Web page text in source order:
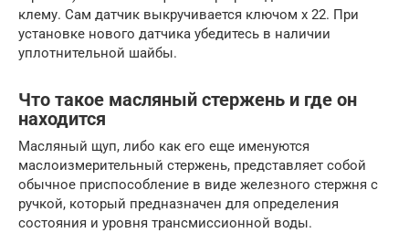
клему. Сам датчик выкручивается ключом х 22. При
установке нового датчика убедитесь в наличии
уплотнительной шайбы.
Что такое масляный стержень и где он
находится
Масляный щуп, либо как его еще именуются
маслоизмерительный стержень, представляет собой
обычное приспособление в виде железного стержня с
ручкой, который предназначен для определения
состояния и уровня трансмиссионной воды.